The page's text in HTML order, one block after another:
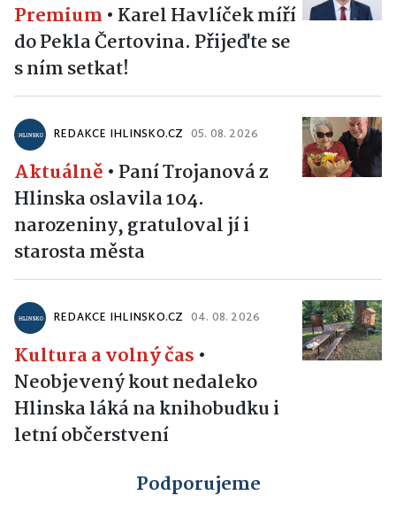
Premium • Karel Havlíček míří
do Pekla Čertovina. Přijeďte se
s ním setkat!
REDAKCE IHLINSKO.CZ 05. 08. 2026
Aktuálně • Paní Trojanová z
Hlinska oslavila 104.
narozeniny, gratuloval jí i
starosta města
REDAKCE IHLINSKO.CZ 04. 08. 2026
Kultura a volný čas •
Neobjevený kout nedaleko
Hlinska láká na knihobudku i
letní občerstvení
Podporujeme